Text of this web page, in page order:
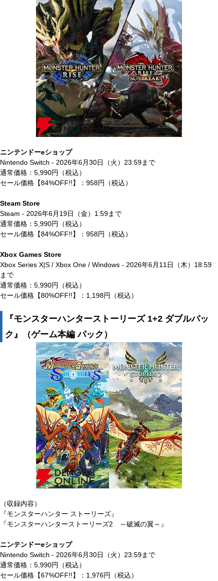
ニンテンドーeショップ
Nintendo Switch - 2026年6月30日（火）23:59まで
通常価格：5,990円（税込）
セール価格【84%OFF!!】：958円（税込）
Steam Store
Steam - 2026年6月19日（金）1:59まで
通常価格：5,990円（税込）
セール価格【84%OFF!!】：958円（税込）
Xbox Games Store
Xbox Series X|S / Xbox One / Windows - 2026年6月11日（木）18:59
まで
通常価格：5,990円（税込）
セール価格【80%OFF!!】：1,198円（税込）
『モンスターハンターストーリーズ 1+2 ダブルパッ
ク』（ゲーム本編 パック）
（収録内容）
『モンスターハンター ストーリーズ』
『モンスターハンターストーリーズ2 ～破滅の翼～』
ニンテンドーeショップ
Nintendo Switch - 2026年6月30日（火）23:59まで
通常価格：5,990円（税込）
セール価格【67%OFF!!】：1,976円（税込）